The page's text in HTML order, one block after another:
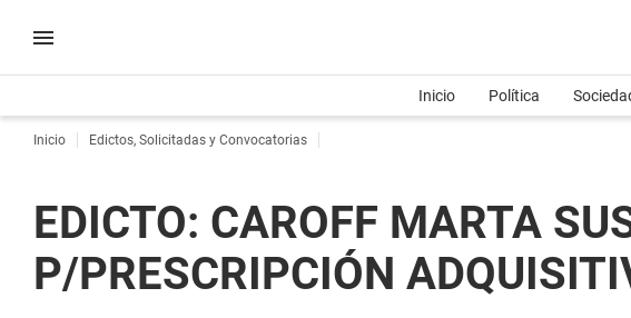
Inicio Política
Inicio Edictos, Solicitadas y Convocatorias
EDICTO: CAROFF MARTA
P/PRESCRIPCIÓN